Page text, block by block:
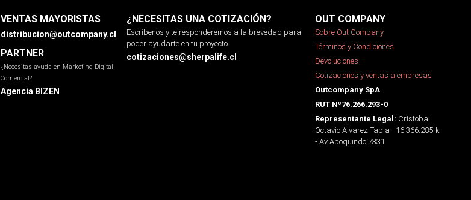
VENTAS MAYORISTAS
distribucion@outcompany.cl
PARTNER
¿Necesitas ayuda en Marketing Digital -
Comercial?
Agencia BIZEN
¿NECESITAS UNA COTIZACIÓN?
Escríbenos y te responderemos a la brevedad para
poder ayudarte en tu proyecto.
cotizaciones@sherpalife.cl
OUT COMPANY
Sobre Out Company
Términos y Condiciones
Devoluciones
Cotizaciones y ventas a empresas
Outcompany SpA
RUT Nº76.266.293-0
Representante Legal: Cristobal
Octavio Alvarez Tapia - 16.366.285-k
- Av Apoquindo 7331